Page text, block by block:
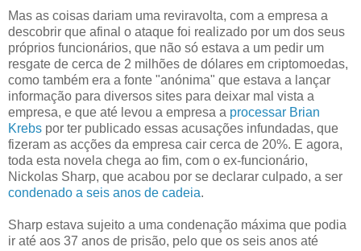
Mas as coisas dariam uma reviravolta, com a empresa a
descobrir que afinal o ataque foi realizado por um dos seus
próprios funcionários, que não só estava a um pedir um
resgate de cerca de 2 milhões de dólares em criptomoedas,
como também era a fonte "anónima" que estava a lançar
informação para diversos sites para deixar mal vista a
empresa, e que até levou a empresa a processar Brian
Krebs por ter publicado essas acusações infundadas, que
fizeram as acções da empresa cair cerca de 20%. E agora,
toda esta novela chega ao fim, com o ex-funcionário,
Nickolas Sharp, que acabou por se declarar culpado, a ser
condenado a seis anos de cadeia.
Sharp estava sujeito a uma condenação máxima que podia
ir até aos 37 anos de prisão, pelo que os seis anos até